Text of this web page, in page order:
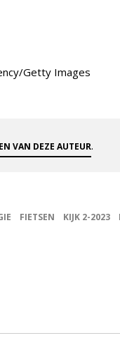
Getty Images
VAN DEZE AUTEUR.
FIETSEN KIJK 2-2023